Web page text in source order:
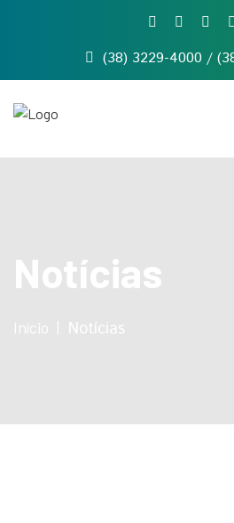
(38) 3229-4000 /
somos
Notícias
Início Notícias